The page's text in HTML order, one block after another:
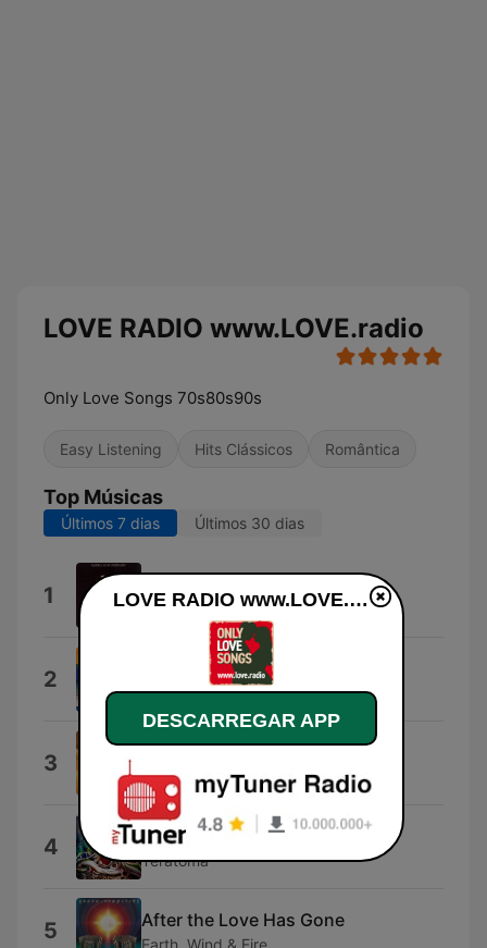
LOVE RADIO www.LOVE.radio
Only Love Songs 70s80s90s
Easy Listening Hits Clássicos Romântica
Top Músicas
Últimos 7 dias Últimos 30 dias
1 Barbra Streisand
2 CÃ© Sa En TÃ© VlÃ©
Sisterkat
3 Cuando Me Enamoro
Enrique Iglesias
4 Alla Pugacheva
Teratoma
5 After the Love Has Gone
Earth, Wind & Fire
LOVE RADIO www.LOVE.radio online
DESCARREGAR APP